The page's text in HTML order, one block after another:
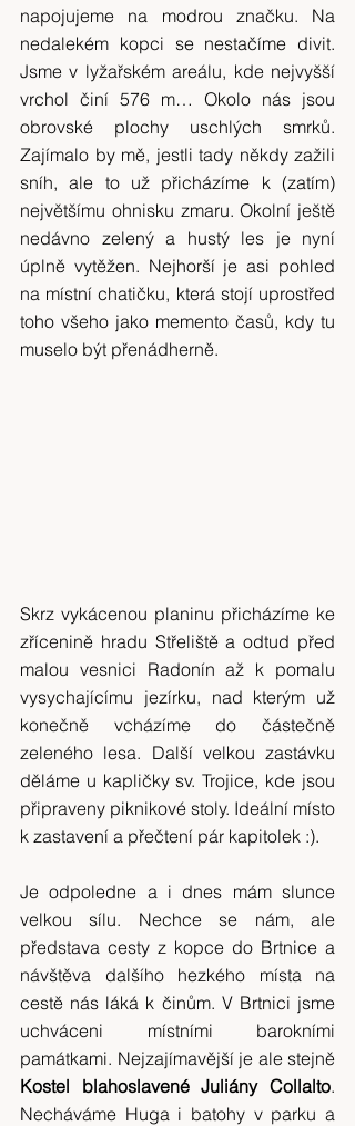
napojujeme na modrou značku. Na
nedalekém kopci se nestačíme divit.
Jsme v lyžařském areálu, kde nejvyšší
vrchol činí 576 m… Okolo nás jsou
obrovské plochy uschlých smrků.
Zajímalo by mě, jestli tady někdy zažili
sníh, ale to už přicházíme k (zatím)
největšímu ohnisku zmaru. Okolní ještě
nedávno zelený a hustý les je nyní
úplně vytěžen. Nejhorší je asi pohled
na místní chatičku, která stojí uprostřed
toho všeho jako memento časů, kdy tu
muselo být přenádherně.
Skrz vykácenou planinu přicházíme ke
zřícenině hradu Střeliště a odtud před
malou vesnici Radonín až k pomalu
vysychajícímu jezírku, nad kterým už
konečně vcházíme do částečně
zeleného lesa. Další velkou zastávku
děláme u kapličky sv. Trojice, kde jsou
připraveny piknikové stoly. Ideální místo
k zastavení a přečtení pár kapitolek :).
Je odpoledne a i dnes mám slunce
velkou sílu. Nechce se nám, ale
představa cesty z kopce do Brtnice a
návštěva dalšího hezkého místa na
cestě nás láká k činům. V Brtnici jsme
uchváceni místními barokními
památkami. Nejzajímavější je ale stejně
Kostel blahoslavené Juliány Collalto.
Necháváme Huga i batohy v parku a